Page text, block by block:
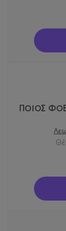
ΠΟΙΟΣ